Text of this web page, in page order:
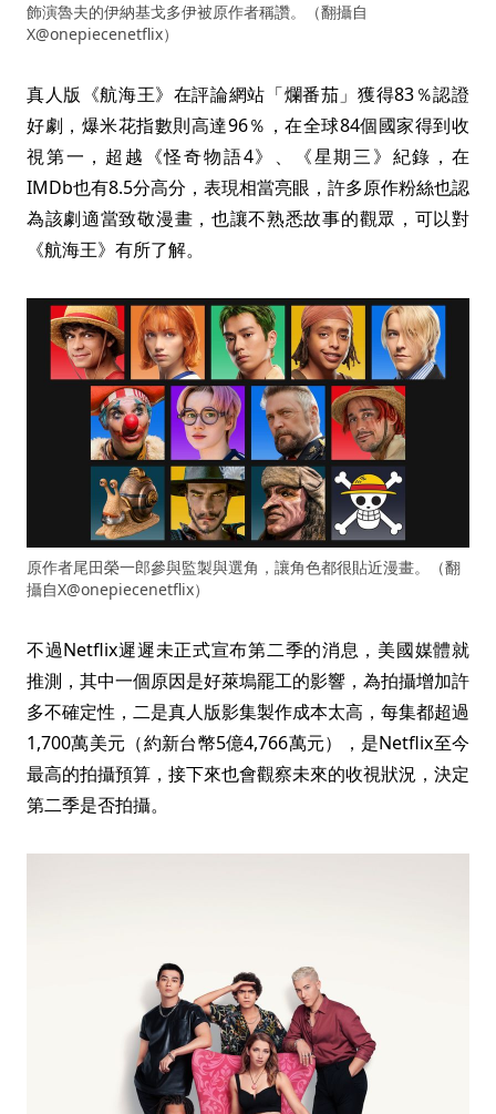
飾演魯夫的伊納基戈多伊被原作者稱讚。（翻攝自
X@onepiecenetflix）
真人版《航海王》在評論網站「爛番茄」獲得83％認證
好劇，爆米花指數則高達96％，在全球84個國家得到收
視第一，超越《怪奇物語4》、《星期三》紀錄，在
IMDb也有8.5分高分，表現相當亮眼，許多原作粉絲也認
為該劇適當致敬漫畫，也讓不熟悉故事的觀眾，可以對
《航海王》有所了解。
原作者尾田榮一郎參與監製與選角，讓角色都很貼近漫畫。（翻
攝自X@onepiecenetflix）
不過Netflix遲遲未正式宣布第二季的消息，美國媒體就
推測，其中一個原因是好萊塢罷工的影響，為拍攝增加許
多不確定性，二是真人版影集製作成本太高，每集都超過
1,700萬美元（約新台幣5億4,766萬元），是Netflix至今
最高的拍攝預算，接下來也會觀察未來的收視狀況，決定
第二季是否拍攝。